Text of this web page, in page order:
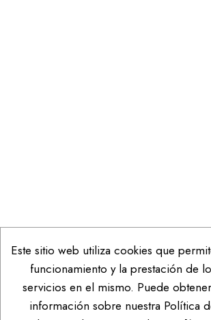
Este sitio web utiliza cookies que
funcionamiento y la prestación de
servicios en el mismo. Puede
información sobre nuestra Política